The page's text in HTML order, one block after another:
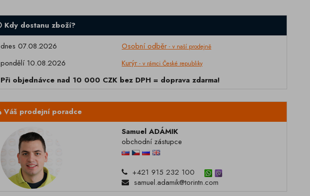
Kdy dostanu zboží?
dnes 07.08.2026
Osobní odběr - v naší prodejně
pondělí 10.08.2026 Kurýr - v rámci České republiky
Při objednávce nad 10 000 CZK bez DPH = doprava zdarma!
Váš prodejní poradce
Samuel ADÁMIK
obchodní zástupce
+421 915 232 100
samuel.adamik@torintn.com